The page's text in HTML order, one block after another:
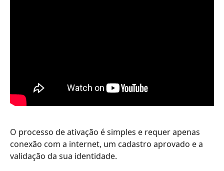
O processo de ativação é simples e requer apenas
conexão com a internet, um cadastro aprovado e a
validação da sua identidade.